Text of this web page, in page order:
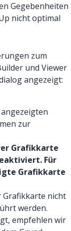
Gegebenheiten
nicht optimal
zum
und Viewer
angezeigt:
zur
Grafikkarte
Für
Grafikkarte
Grafikkarte nicht
werden.
empfehlen wir